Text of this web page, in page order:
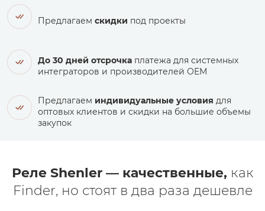
Предлагаем скидки под проекты
До 30 дней отсрочка платежа для системных
интеграторов и производителей ОЕМ
Предлагаем индивидуальные условия для
оптовых клиентов и скидки на большие объемы
закупок
Реле Shenler — качественные, как
Finder, но стоят в два раза дешевле